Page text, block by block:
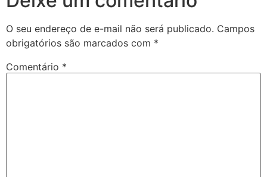
O seu endereço de e-mail não será publicado. Campos
obrigatórios são marcados com *
Comentário *